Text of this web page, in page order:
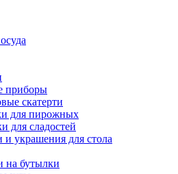
приборы
скатерти
для пирожных
для сладостей
и украшения для стола
на бутылки